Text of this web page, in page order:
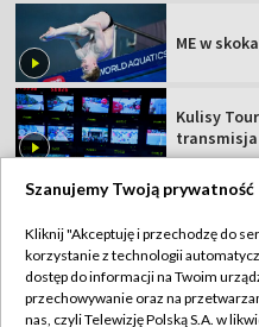
ME w
Kulisy
transmisja
Szanujemy Twoją prywatność
Kliknij "Akceptuję i przechodzę do
korzystanie z technologii
dostęp do informacji na Twoim
przechowywanie oraz na
nas, czyli Telewizję Polską S.A. w